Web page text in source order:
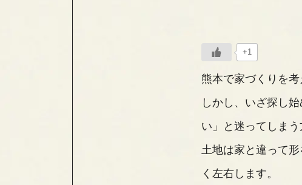
+1
熊本で家づくりを
しかし、いざ探し
い」と迷ってしまう
土地は家と違って
く左右します。